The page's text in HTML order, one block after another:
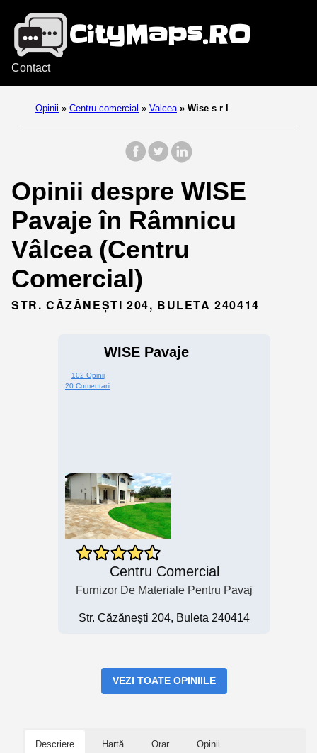
Contact
Opinii » Centru comercial » Valcea » Wise s r l
Opinii despre WISE
Pavaje în Râmnicu
Vâlcea (Centru
Comercial)
STR. CĂZĂNEȘTI 204, BULETA 240414
WISE Pavaje
102 Opinii
20 Comentarii
Centru Comercial
Furnizor De Materiale Pentru Pavaj
Str. Căzănești 204, Buleta 240414
VEZI TOATE OPINIILE
Descriere Hartă Orar Opinii